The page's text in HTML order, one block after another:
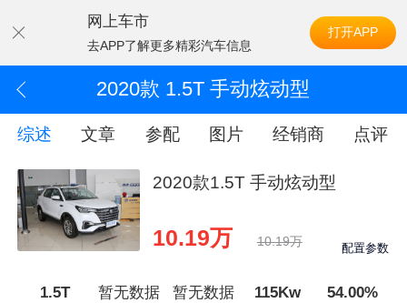
网上车市
去APP了解更多精彩汽车信息
打开APP
2020款 1.5T 手动炫动型
综述 文章 参配 图片 经销商 点评
2020款1.5T 手动炫动型
10.19万 10.19万 配置参数
1.5T 暂无数据 暂无数据 115Kw 54.00%